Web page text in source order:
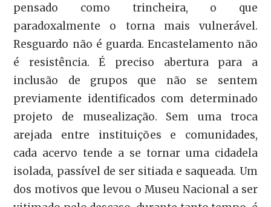
pensado como trincheira, o que
paradoxalmente o torna mais vulnerável.
Resguardo não é guarda. Encastelamento não
é resistência. É preciso abertura para a
inclusão de grupos que não se sentem
previamente identificados com determinado
projeto de musealização. Sem uma troca
arejada entre instituições e comunidades,
cada acervo tende a se tornar uma cidadela
isolada, passível de ser sitiada e saqueada. Um
dos motivos que levou o Museu Nacional a ser